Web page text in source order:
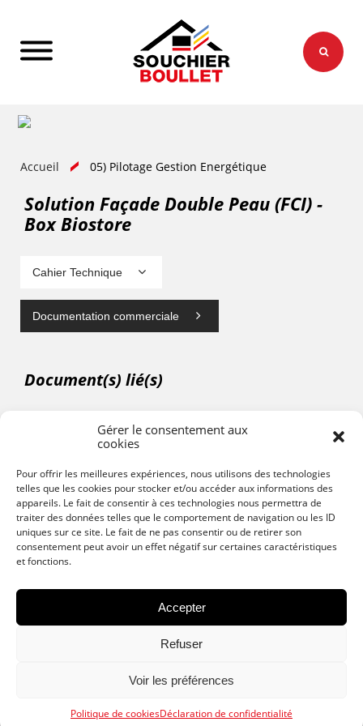
Gérer le consentement aux
cookies
Pour offrir les meilleures expériences, nous utilisons des technologies
telles que les cookies pour stocker et/ou accéder aux informations des
appareils. Le fait de consentir à ces technologies nous permettra de
traiter des données telles que le comportement de navigation ou les ID
uniques sur ce site. Le fait de ne pas consentir ou de retirer son
consentement peut avoir un effet négatif sur certaines caractéristiques
et fonctions.
Accepter
Refuser
Voir les préférences
Politique de cookiesDéclaration de confidentialité
Accueil 05) Pilotage Gestion Energétique
Solution Façade Double Peau (FCI) -
Box Biostore
Cahier Technique
Documentation commerciale
Document(s) lié(s)
Cahier Technique Box BioStore
Partager :